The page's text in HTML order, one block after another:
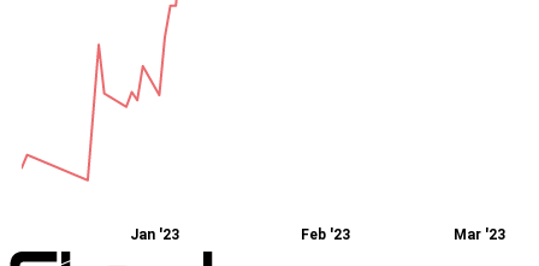
Jan '23 Feb '23 Mar '23